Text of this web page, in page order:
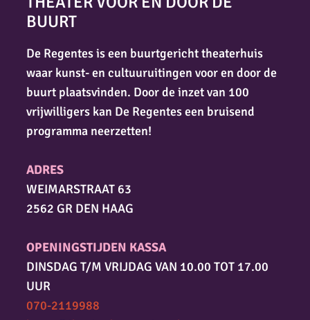
BUURT
De Regentes is een buurtgericht theaterhuis
waar kunst- en cultuuruitingen voor en door de
buurt plaatsvinden. Door de inzet van 100
vrijwilligers kan De Regentes een bruisend
programma neerzetten!
ADRES
WEIMARSTRAAT 63
2562 GR DEN HAAG
OPENINGSTIJDEN KASSA
DINSDAG T/M VRIJDAG VAN 10.00 TOT 17.00
UUR
070-2119988